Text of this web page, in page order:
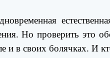
Но проверить это
и в своих болячках. И